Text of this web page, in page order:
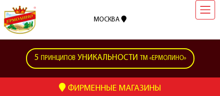
МОСКВА
5 ПРИНЦИПОВ УНИКАЛЬНОСТИ ТМ «ЕРМОЛИНО»
ФИРМЕННЫЕ МАГАЗИНЫ